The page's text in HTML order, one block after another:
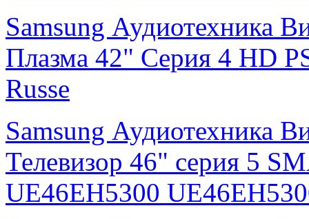
Samsung Аудиотехника
Плазма 42" Серия 4 HD
Russe
Samsung Аудиотехника
Телевизор 46" серия 5
UE46EH5300